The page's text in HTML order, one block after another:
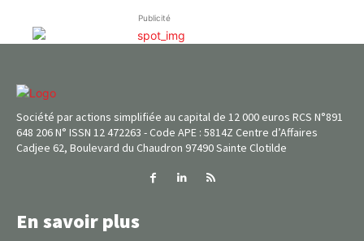
Publicité
Société par actions simplifiée au capital de 12 000 euros RCS N°891
648 206 N° ISSN 12 472263 - Code APE : 5814Z Centre d’Affaires
Cadjee 62, Boulevard du Chaudron 97490 Sainte Clotilde
En savoir plus